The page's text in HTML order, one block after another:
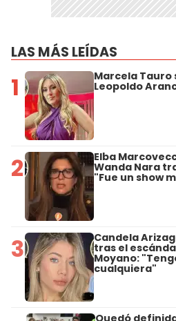
LAS MÁS LEÍDAS
1 Marcela Tauro
Leopoldo
2 Elba
Wanda Nara
"Fue un show
3 Candela
tras el
Moyano:
cualquiera"